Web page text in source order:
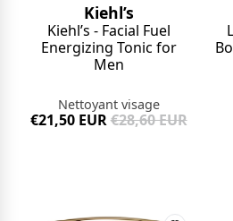
Kiehl’s
Kiehl’s - Facial Fuel
Energizing Tonic for
Men
Nettoyant visage
€21,50 EUR€28,60 EUR